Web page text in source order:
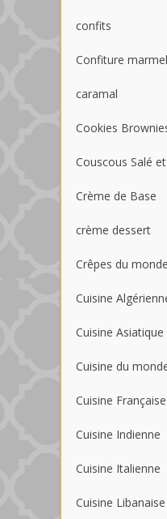
confits
Confiture
caramal
Cookies
Couscous Salé
Crème de Base
crème dessert
Crêpes du monde
Cuisine
Cuisine Asiatique
Cuisine du
Cuisine Française
Cuisine Indienne
Cuisine Italienne
Cuisine